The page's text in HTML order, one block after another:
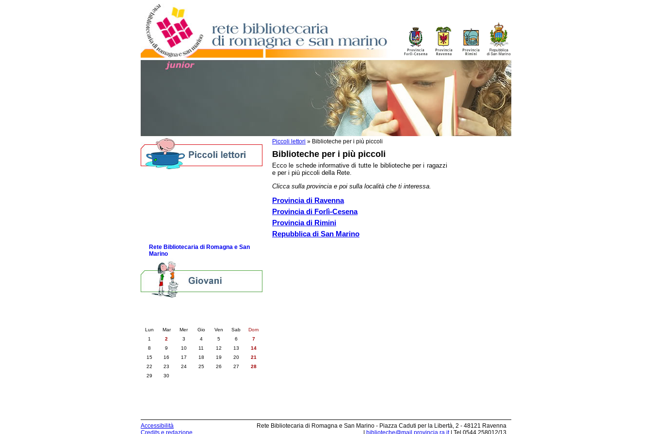
Piccoli lettori » Biblioteche per i più piccoli
Biblioteche per i più piccoli
Ecco le schede informative di tutte le biblioteche per i ragazzi
e per i più piccoli della Rete.
Clicca sulla provincia e poi sulla località che ti interessa.
Provincia di Ravenna
Provincia di Forlì-Cesena
Provincia di Rimini
Repubblica di San Marino
Rete Bibliotecaria di Romagna e San
Marino
Lun Mar Mer Gio Ven Sab
Dom
1
2 3 4 5 6
7
8
9 10 11 12 13
14
15
16 17 18 19 20
21
22
23 24 25 26 27
28
29
30
Accessibilità
Credits e redazione
Rete Bibliotecaria di Romagna e San Marino - Piazza Caduti per la Libertà, 2 - 48121 Ravenna
biblioteche@mail.provincia.ra.it| Tel 0544.258012/13